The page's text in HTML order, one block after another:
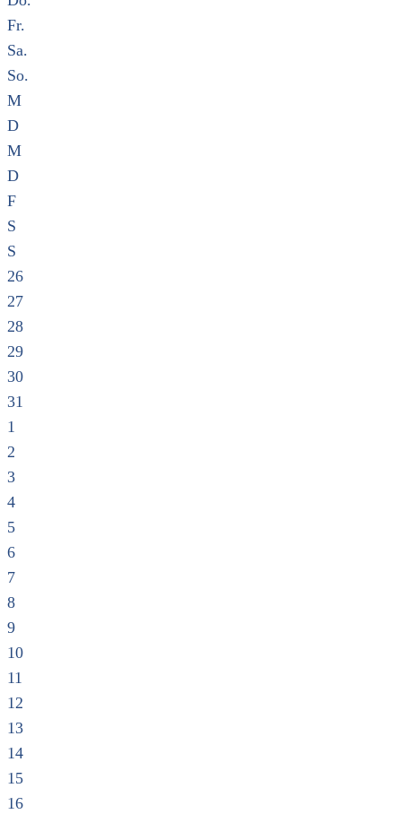
Fr.
Sa.
So.
M
D
M
D
F
S
S
26
27
28
29
30
31
1
2
3
4
5
6
7
8
9
10
11
12
13
14
15
16